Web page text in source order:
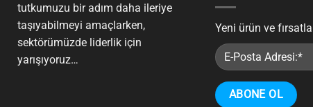
tutkumuzu bir adım daha ileriye
taşıyabilmeyi amaçlarken,
sektörümüzde liderlik için
yarışıyoruz…
Yeni ürün ve